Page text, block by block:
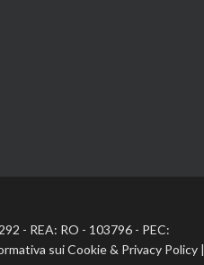
- REA: RO - 103796 - PEC:
sui Cookie& Privacy Policy|